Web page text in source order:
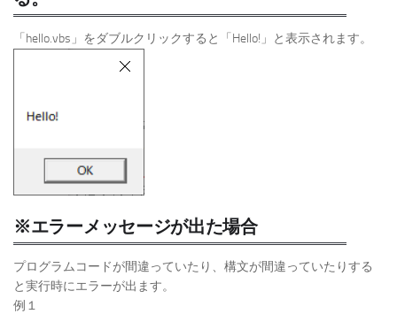
「hello.vbs」をダブルクリックすると「Hello!」と表示されます。
※エラーメッセージが出た場合
プログラムコードが間違っていたり、構文が間違っていたりする
と実行時にエラーが出ます。
例１